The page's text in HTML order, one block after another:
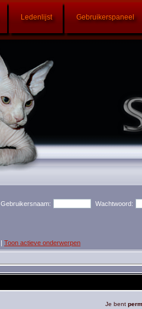
Ledenlijst Gebruikerspaneel
Gebruikersnaam: Wachtwoord:
| Toon actieve onderwerpen
Je bent